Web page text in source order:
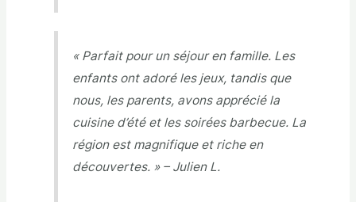
« Parfait pour un séjour en famille. Les
enfants ont adoré les jeux, tandis que
nous, les parents, avons apprécié la
cuisine d’été et les soirées barbecue. La
région est magnifique et riche en
découvertes. » – Julien L.